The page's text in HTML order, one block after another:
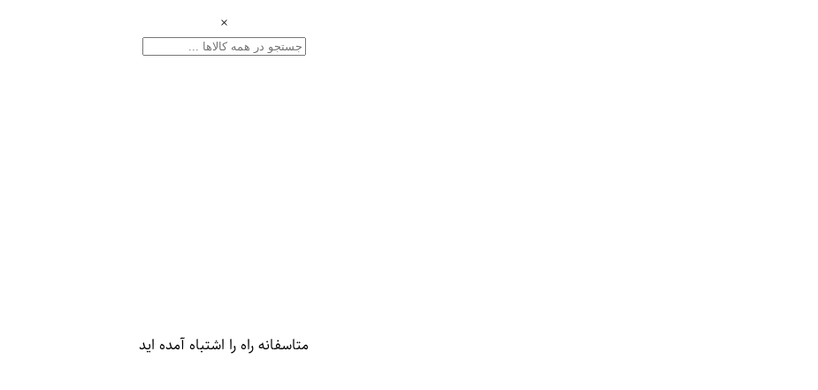
×
متاسفانه راه را اشتباه آمده اید